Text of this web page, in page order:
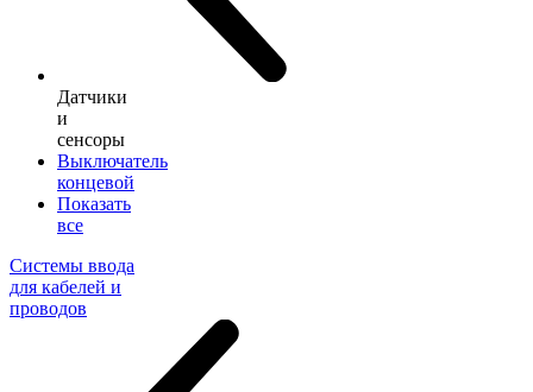
Датчики
и
сенсоры
Выключатель
концевой
Показать
все
Системы ввода
для кабелей и
проводов